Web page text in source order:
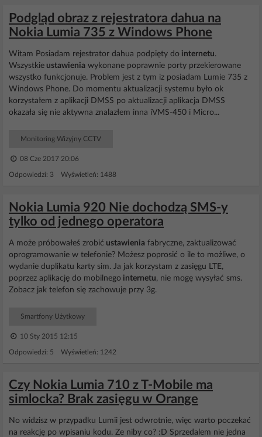
Podgląd obraz z rejestratora dahua na
Nokia Lumia 735 z Windows Phone
Witam Posiadam rejestrator dahua podpięty do internetu.
Wszystkie ustawienia wykonane poprawnie porty przekierowane
wszystko funkcjonuje. Problem jest z tym iz posiadam Lumie 735 z
Windows Phone. Do momentu aktualizacji systemu było ok
korzystałem z aplikacji DMSS po aktualizacji aplikacja DMSS
okazała się nie aktywna znalazłem inna iVMS-450 i Micro...
Monitoring Wizyjny CCTV
08 Cze 2017 20:06
Odpowiedzi: 3 Wyświetleń: 1488
Nokia Lumia 920 Nie dochodzą SMS-y
tylko od jednego operatora
A może próbowałeś zrobić ustawienia fabryczne, zaktualizować
oprogramowanie w telefonie? Możesz poprosić o ile to możliwe, o
wydanie duplikatu karty sim. Ja jak korzystam z zasięgu LTE,
poprzez aplikację do mobilnego internetu, nie mogę wysyłać sms.
Zobacz jak telefon się zachowuje przy 3g.
Smartfony Użytkowy
10 Sty 2015 12:15
Odpowiedzi: 5 Wyświetleń: 1242
Czy Nokia Lumia 710 z T-Mobile ma
simlocka? Brak zasięgu w Orange
No widzisz w przypadku Lumii jest odwrotnie, więc warto poczekać
na reakcję po wpisaniu kodu. Ze niby co? :D Sprzedalem nie jedna